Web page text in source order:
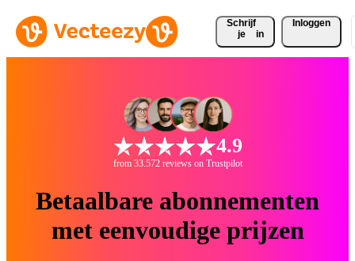
Schrijf
je
in
Inloggen
4.9
from 33.572 reviews on Trustpilot
Betaalbare abonnementen
met eenvoudige prijzen